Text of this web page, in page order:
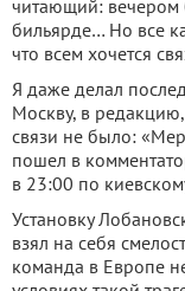
читающий: вечером
бильярде… Но все
что всем хочется
Я даже делал
Москву, в
связи не было:
пошел в
в 23:00 по
Установку
взял на себя
команда в Европе